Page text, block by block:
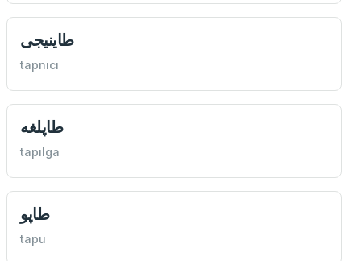
طاينيجی
tapnıcı
طاپلغه
tapılga
طاپو
tapu